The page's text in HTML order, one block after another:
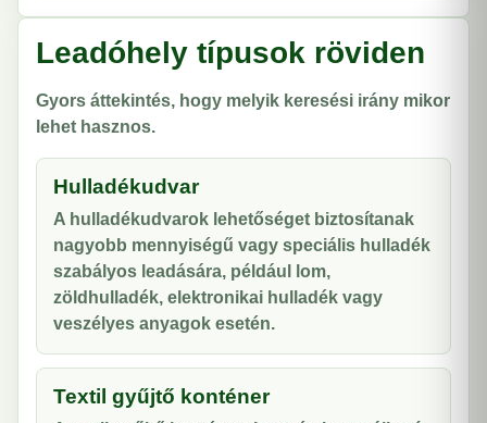
Leadóhely típusok röviden
Gyors áttekintés, hogy melyik keresési irány mikor
lehet hasznos.
Hulladékudvar
A hulladékudvarok lehetőséget biztosítanak
nagyobb mennyiségű vagy speciális hulladék
szabályos leadására, például lom,
zöldhulladék, elektronikai hulladék vagy
veszélyes anyagok esetén.
Textil gyűjtő konténer